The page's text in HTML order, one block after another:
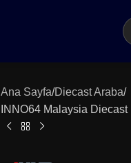
Ana Sayfa Diecast Araba
INNO64 Malaysia